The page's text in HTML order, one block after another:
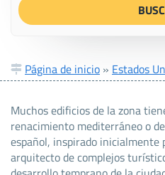
Página de inicio » Estados
Muchos edificios de la zona
renacimiento mediterráneo o
español, inspirado inicialmente
arquitecto de complejos